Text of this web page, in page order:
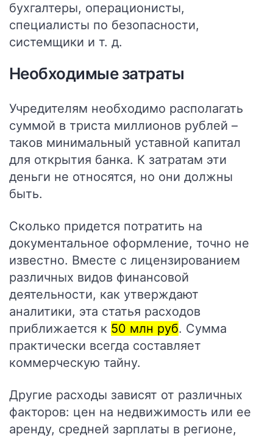
бухгалтеры, операционисты,
специалисты по безопасности,
системщики и т. д.
Необходимые затраты
Учредителям необходимо располагать
суммой в триста миллионов рублей –
таков минимальный уставной капитал
для открытия банка. К затратам эти
деньги не относятся, но они должны
быть.
Сколько придется потратить на
документальное оформление, точно не
известно. Вместе с лицензированием
различных видов финансовой
деятельности, как утверждают
аналитики, эта статья расходов
приближается к 50 млн руб. Сумма
практически всегда составляет
коммерческую тайну.
Другие расходы зависят от различных
факторов: цен на недвижимость или ее
аренду, средней зарплаты в регионе,